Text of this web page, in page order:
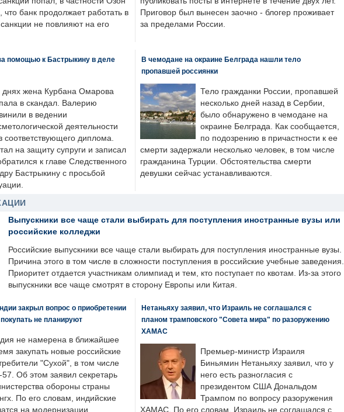
что банк продолжает работать в
не повлияют на его
Приговор был вынесен заочно - блогер проживает
за пределами России.
помощью к Бастрыкину в деле
днях жена Курбана Омарова
в скандал. Валерию
в ведении
деятельности
соответствующего диплома.
на защиту супруги и записал
к главе Следственного
Бастрыкину с просьбой
В чемодане на окраине Белграда нашли тело
пропавшей россиянки
Тело гражданки России, пропавшей
несколько дней назад в Сербии,
было обнаружено в чемодане на
окраине Белграда. Как сообщается,
по подозрению в причастности к ее
смерти задержали несколько человек, в том числе
гражданина Турции. Обстоятельства смерти
девушки сейчас устанавливаются.
Выпускники все чаще стали выбирать для поступления иностранные вузы или
российские колледжи
Российские выпускники все чаще стали выбирать для поступления иностранные вузы.
Причина этого в том числе в сложности поступления в российские учебные заведения.
Приоритет отдается участникам олимпиад и тем, кто поступает по квотам. Из-за этого
выпускники все чаще смотрят в сторону Европы или Китая.
закрыл вопрос о приобретении
не планируют
не намерена в ближайшее
закупать новые российские
"Сухой", в том числе
Об этом заявил секретарь
обороны страны
По его словам, индийские
на модернизации
Нетаньяху заявил, что Израиль не соглашался с
планом трамповского "Совета мира" по разоружению
ХАМАС
Премьер-министр Израиля
Биньямин Нетаньяху заявил, что у
него есть разногласия с
президентом США Дональдом
Трампом по вопросу разоружения
ХАМАС. По его словам, Израиль не соглашался с